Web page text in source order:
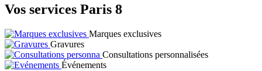
Vos services Paris 8
Marques exclusives
Gravures
Consultations personnalisées
Événements